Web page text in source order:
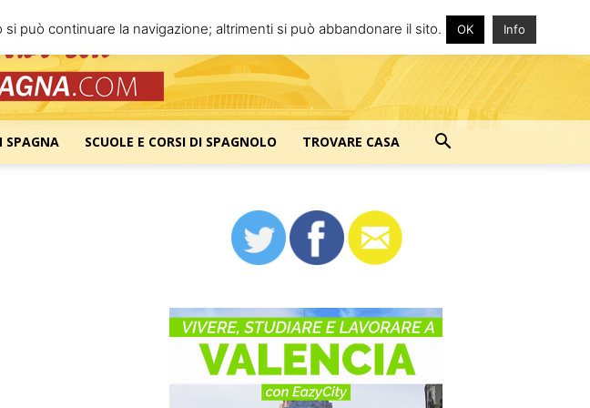
SPAGNA SCUOLE E CORSI DI SPAGNOLO TROVARE CASA
può continuare la navigazione; altrimenti si può abbandonare il sito. OK Info